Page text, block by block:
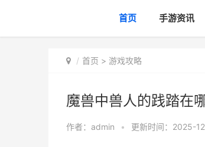
首页 手游资讯
首页 > 游戏攻略
魔兽中兽人的践踏在
作者： admin • 更新时间：2025-